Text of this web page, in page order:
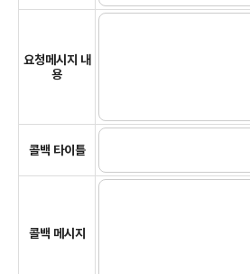
요청메시지 내
용
콜백 타이틀
콜백 메시지